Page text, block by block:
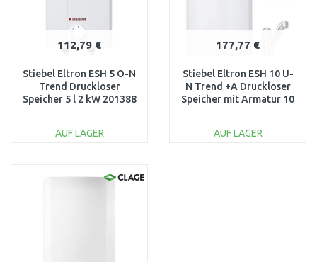
112,79 €
Stiebel Eltron ESH 5 O-N
Trend Druckloser
Speicher 5 l 2 kW 201388
AUF LAGER
177,77 €
Stiebel Eltron ESH 10 U-
N Trend +A Druckloser
Speicher mit Armatur 10
AUF LAGER